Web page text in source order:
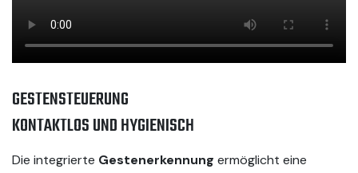
GESTENSTEUERUNG
KONTAKTLOS UND HYGIENISCH
Die integrierte Gestenerkennung ermöglicht eine